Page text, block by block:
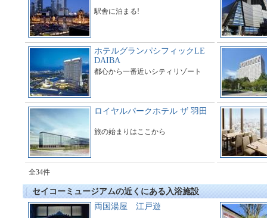
駅舎に泊まる!
ホテルグランパシフィックLE
DAIBA
都心から一番近いシティリゾート
ロイヤルパークホテル ザ 羽田
旅の始まりはここから
全34件
セイコーミュージアムの近くにある入浴施設
両国湯屋 江戸遊